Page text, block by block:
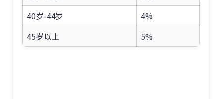
40岁-44岁
4%
45岁以上
5%